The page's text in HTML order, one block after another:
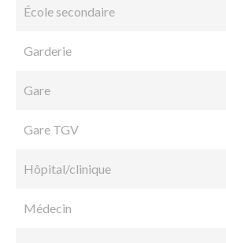
École secondaire
Garderie
Gare
Gare TGV
Hôpital/clinique
Médecin